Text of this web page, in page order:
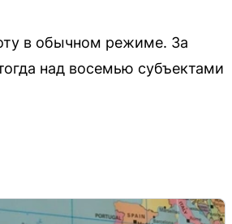
в обычном режиме. За
над восемью субъектами